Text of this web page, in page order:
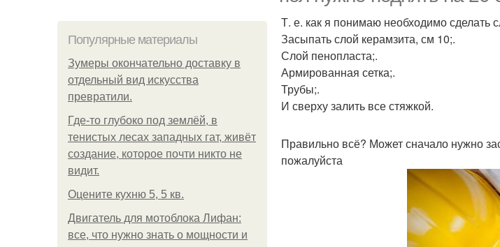
Популярные материалы
Зумеры окончательно доставку в
отдельный вид искусства
превратили.
Где-то глубоко под землёй, в
тенистых лесах западных гат, живёт
создание, которое почти никто не
видит.
Оцените кухню 5, 5 кв.
Двигатель для мотоблока Лифан:
все, что нужно знать о мощности и
Т. е. как я понимаю необходимо сделать
Засыпать слой керамзита, см 10;.
Слой пенопласта;.
Армированная сетка;.
Трубы;.
И сверху залить все стяжкой.
Правильно всё? Может сначало нужно
пожалуйста